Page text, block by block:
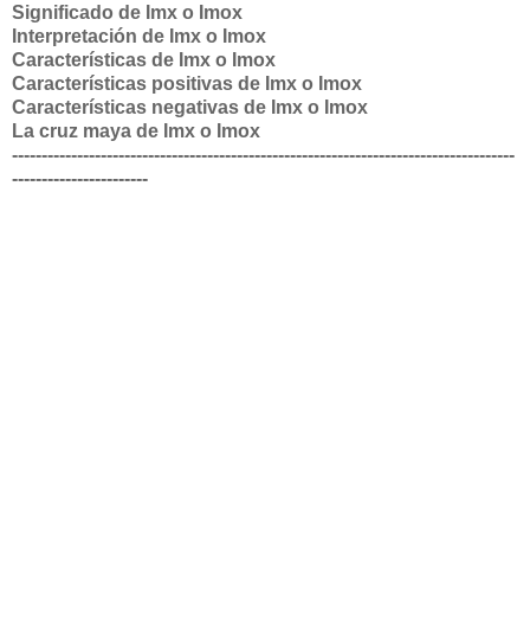
Significado de Imx o Imox
Interpretación de Imx o Imox
Características de Imx o Imox
Características positivas de Imx o Imox
Características negativas de Imx o Imox
La cruz maya de Imx o Imox
-------------------------------------------------------------------------------------
-----------------------